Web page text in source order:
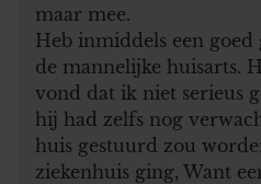
maar mee.
Heb inmiddels een goed
de mannelijke huisarts.
vond dat ik niet serieus
hij had zelfs nog
huis gestuurd zou
ziekenhuis ging, Want